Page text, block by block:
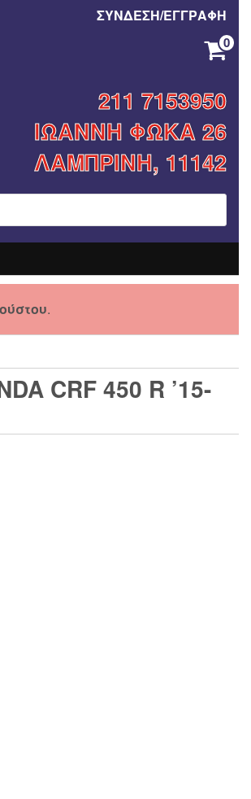
ΣΥΝΔΕΣΗ/ΕΓΓΡΑΦΗ
0
211 7153950
ΙΩΑΝΝΗ ΦΩΚΑ 26
ΛΑΜΠΡΙΝΗ, 11142
.
CRF 450 R ’15-